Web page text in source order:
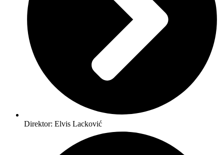
Direktor: Elvis Lacković